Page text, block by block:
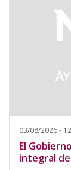
03/08/2026 -
El
integral